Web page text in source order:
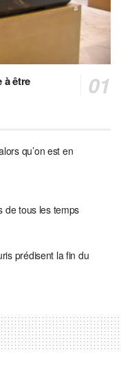
à être
qu’on est en
de tous les temps
prédisent la fin du